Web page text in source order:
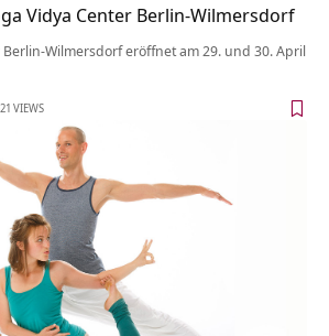
Vidya Center Berlin-Wilmersdorf
Berlin-Wilmersdorf eröffnet am 29. und 30. April
VIEWS